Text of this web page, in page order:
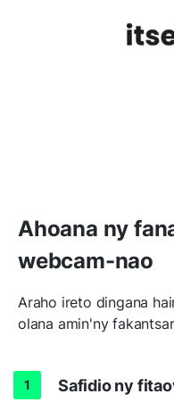
Ahoana ny
webcam-nao
Araho ireto dingana
olana amin'ny
Safidio ny